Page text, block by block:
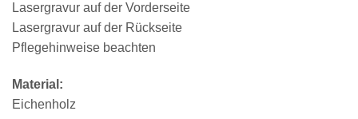
Lasergravur auf der Vorderseite
Lasergravur auf der Rückseite
Pflegehinweise beachten
Material:
Eichenholz